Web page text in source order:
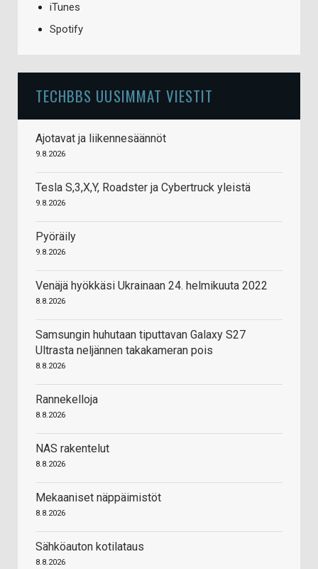
iTunes
Spotify
TECHBBS UUSIMMAT VIESTIT
Ajotavat ja liikennesäännöt
9.8.2026
Tesla S,3,X,Y, Roadster ja Cybertruck yleistä
9.8.2026
Pyöräily
9.8.2026
Venäjä hyökkäsi Ukrainaan 24. helmikuuta 2022
8.8.2026
Samsungin huhutaan tiputtavan Galaxy S27
Ultrasta neljännen takakameran pois
8.8.2026
Rannekelloja
8.8.2026
NAS rakentelut
8.8.2026
Mekaaniset näppäimistöt
8.8.2026
Sähköauton kotilataus
8.8.2026